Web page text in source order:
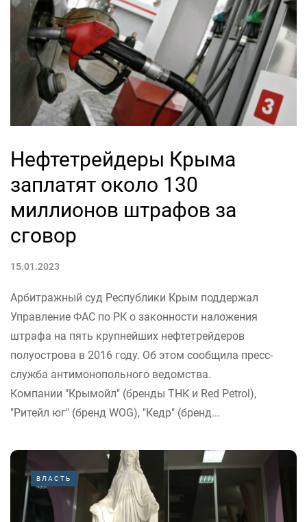
Нефтетрейдеры Крыма
заплатят около 130
миллионов штрафов за
сговор
15.01.2023
Арбитражный суд Республики Крым поддержал
Управление ФАС по РК о законности наложения
штрафа на пять крупнейших нефтетрейдеров
полуострова в 2016 году. Об этом сообщила пресс-
служба антимонопольного ведомства.
Компании "Крымойл" (бренды ТНК и Red Petrol),
"Ритейл юг" (бренд WOG), "Кедр" (бренд...
ВЛАСТЬ